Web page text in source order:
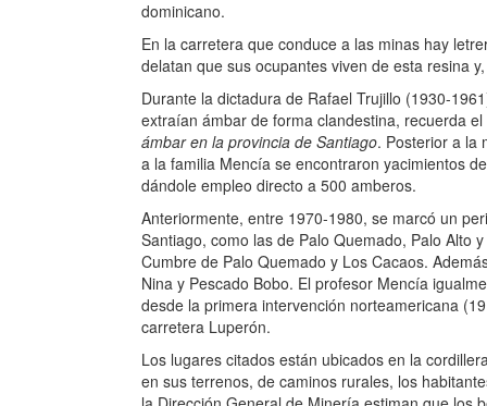
dominicano.
En la carretera que conduce a las minas hay
delatan que sus ocupantes viven de esta resina
Durante la dictadura de Rafael Trujillo (1930-
extraían ámbar de forma clandestina, recuerda
ámbar en la provincia de Santiago. Posterior a la
a la familia Mencía se encontraron yacimientos
dándole empleo directo a 500 amberos.
Anteriormente, entre 1970-1980, se marcó un
Santiago, como las de Palo Quemado, Palo Alto
Cumbre de Palo Quemado y Los Cacaos.
Nina y Pescado Bobo. El profesor Mencía
desde la primera intervención norteamericana
carretera Luperón.
Los lugares citados están ubicados en la
en sus terrenos, de caminos rurales, los